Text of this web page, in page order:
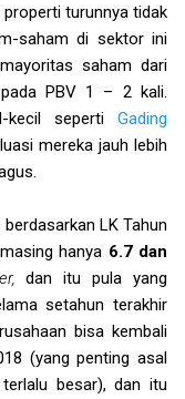
turunnya tidak
saham di sektor ini
saham dari
PBV 1 – 2 kali.
kecil seperti Gading
mereka jauh lebih
LK Tahun
hanya 6.7 dan
dan itu pula yang
setahun terakhir
bisa kembali
(yang penting asal
besar), dan itu